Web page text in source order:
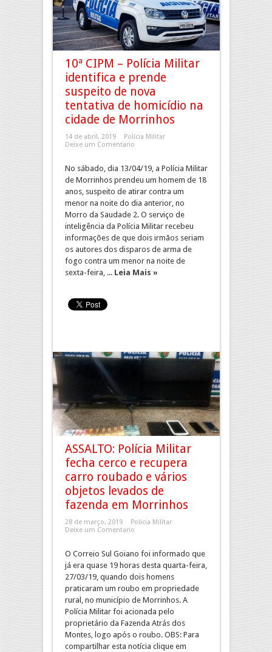
10ª CIPM – Polícia Militar
identifica e prende
suspeito de nova
tentativa de homicídio na
cidade de Morrinhos
14 de abril, 2019
Polícia Militar
Deixe um Comentario
No sábado, dia 13/04/19, a Polícia Militar
de Morrinhos prendeu um homem de 18
anos, suspeito de atirar contra um
menor na noite do dia anterior, no
Morro da Saudade 2. O serviço de
inteligência da Polícia Militar recebeu
informações de que dois irmãos seriam
os autores dos disparos de arma de
fogo contra um menor na noite de
sexta-feira, ... Leia Mais »
ASSALTO: Polícia Militar
fecha cerco e recupera
carro roubado e vários
objetos levados de
fazenda em Morrinhos
28 de março, 2019
Polícia Militar
Deixe um Comentario
O Correio Sul Goiano foi informado que
já era quase 19 horas desta quarta-feira,
27/03/19, quando dois homens
praticaram um roubo em propriedade
rural, no município de Morrinhos. A
Polícia Militar foi acionada pelo
proprietário da Fazenda Atrás dos
Montes, logo após o roubo. OBS: Para
compartilhar esta notícia clique em